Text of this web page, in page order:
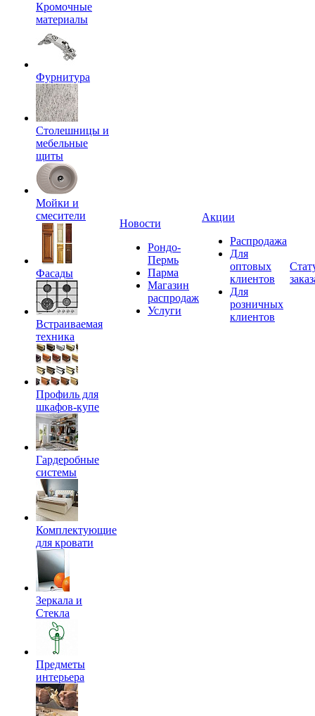
Кромочные
материалы
Фурнитура
Столешницы и
мебельные
щиты
Мойки и
смесители
Фасады
Встраиваемая
техника
Профиль для
шкафов-купе
Гардеробные
системы
Комплектующие
для кровати
Зеркала и
Стекла
Предметы
интерьера
Новости
Рондо-
Пермь
Парма
Магазин
распродаж
Услуги
Акции
Распродажа
Для
оптовых
клиентов
Для
розничных
клиентов